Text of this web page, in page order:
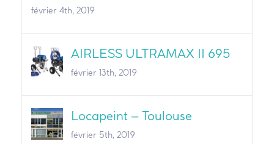
février 4th, 2019
AIRLESS ULTRAMAX II 695
février 13th, 2019
Locapeint – Toulouse
février 5th, 2019